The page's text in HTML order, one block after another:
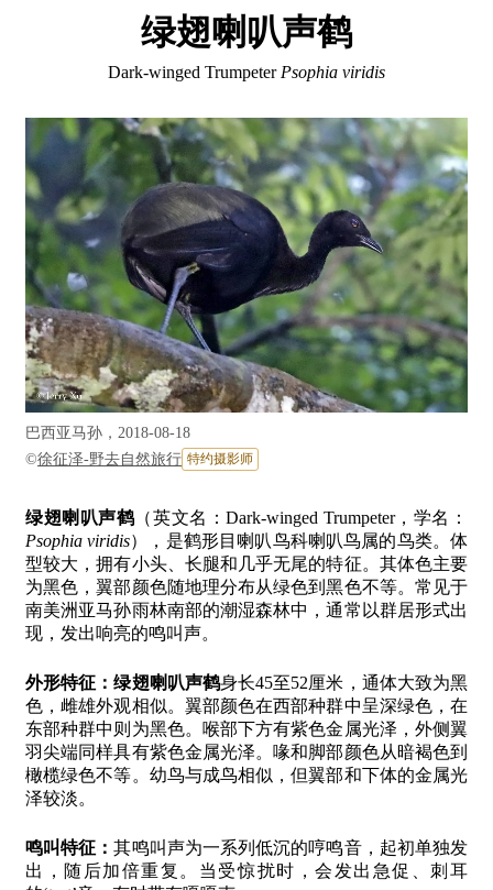
绿翅喇叭声鹤
Dark-winged Trumpeter Psophia viridis
巴西亚马孙，2018-08-18
©徐征泽-野去自然旅行 特约摄影师
绿翅喇叭声鹤 （英文名：Dark-winged Trumpeter，学名：
Psophia viridis），是鹤形目喇叭鸟科喇叭鸟属的鸟类。体
型较大，拥有小头、长腿和几乎无尾的特征。其体色主要
为黑色，翼部颜色随地理分布从绿色到黑色不等。常见于
南美洲亚马孙雨林南部的潮湿森林中，通常以群居形式出
现，发出响亮的鸣叫声。
外形特征：绿翅喇叭声鹤身长45至52厘米，通体大致为黑
色，雌雄外观相似。翼部颜色在西部种群中呈深绿色，在
东部种群中则为黑色。喉部下方有紫色金属光泽，外侧翼
羽尖端同样具有紫色金属光泽。喙和脚部颜色从暗褐色到
橄榄绿色不等。幼鸟与成鸟相似，但翼部和下体的金属光
泽较淡。
鸣叫特征：其鸣叫声为一系列低沉的哼鸣音，起初单独发
出，随后加倍重复。当受惊扰时，会发出急促、刺耳